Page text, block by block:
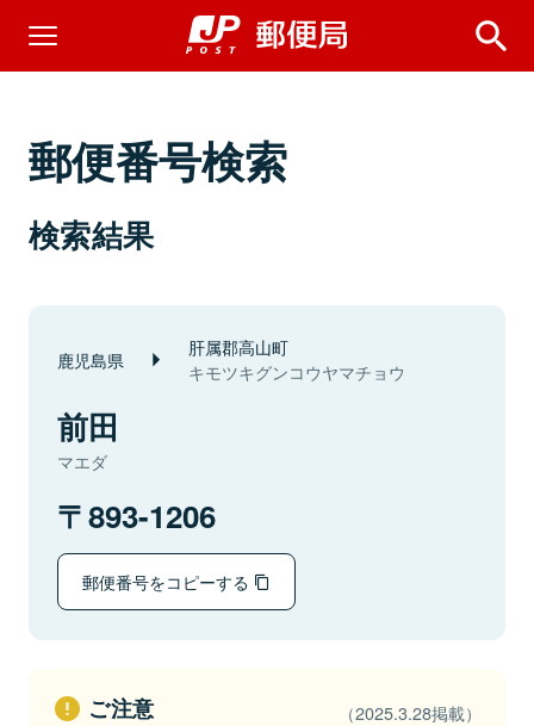
郵便番号検索
検索結果
鹿児島県 肝属郡高山町
キモツキグンコウヤマチョウ
前田
マエダ
893-1206
郵便番号をコピーする
ご注意 （2025.3.28掲載）